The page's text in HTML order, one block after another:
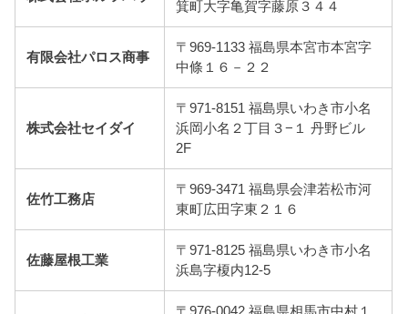
箕町大字亀賀字藤原３４４
有限会社パロス商事
〒969-1133 福島県本宮市本宮字
中條１６－２２
株式会社セイダイ
〒971-8151 福島県いわき市小名
浜岡小名２丁目３−１ 丹野ビル
2F
佐竹工務店
〒969-3471 福島県会津若松市河
東町広田字東２１６
佐藤屋根工業
〒971-8125 福島県いわき市小名
浜島字榎内12-5